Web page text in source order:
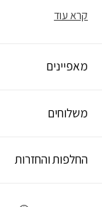
קרא עוד
מאפיינים
משלוחים
החלפות והחזרות